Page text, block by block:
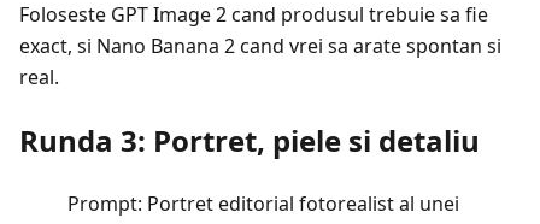
Foloseste GPT Image 2 cand produsul trebuie sa fie
exact, si Nano Banana 2 cand vrei sa arate spontan si
real.
Runda 3: Portret, piele si detaliu
Prompt: Portret editorial fotorealist al unei